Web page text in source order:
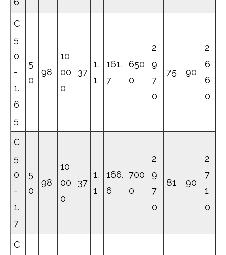
C
5
0
-
1.
6
5
5
0
98
10
00
0
37
1.
1
161.
7
650
0
2
9
7
0
75 90
2
6
6
0
C
5
0
-
1.
7
5
0
98
10
00
0
37
1.
1
166.
6
700
0
2
9
7
0
81 90
2
7
1
0
C